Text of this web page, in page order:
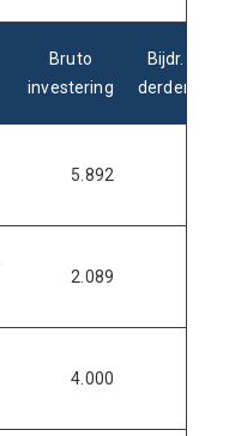
Bruto
investering
Bijdr.
derden
5.892
2.089
4.000